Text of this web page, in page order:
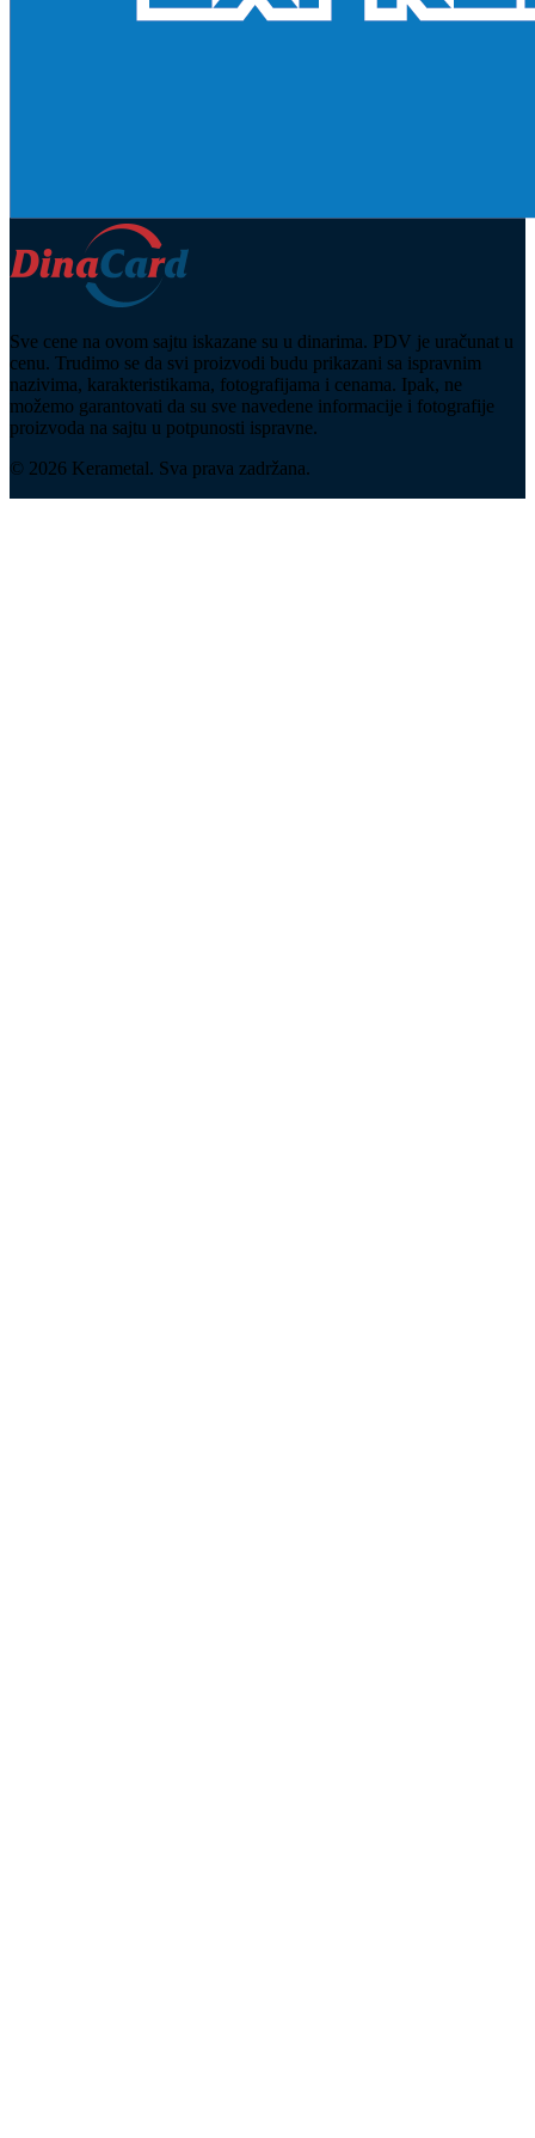
Sve cene na ovom sajtu iskazane su u dinarima. PDV je uračunat u
cenu. Trudimo se da svi proizvodi budu prikazani sa ispravnim
nazivima, karakteristikama, fotografijama i cenama. Ipak, ne
možemo garantovati da su sve navedene informacije i fotografije
proizvoda na sajtu u potpunosti ispravne.
© 2026 Kerametal. Sva prava zadržana.